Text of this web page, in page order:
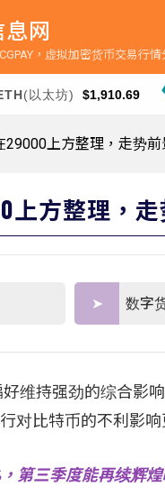
网
，虚拟加密货币交易行
(以太坊) $1,910.69
29000上方整理，走势
上方整理，
数字
维持强劲的综合影
对比特币的不利影
第三季度能再续辉